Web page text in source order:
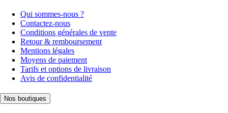
Qui sommes-nous ?
Contactez-nous
Conditions générales de vente
Retour & remboursement
Mentions légales
Moyens de paiement
Tarifs et options de livraison
Avis de confidentialité
Nos boutiques